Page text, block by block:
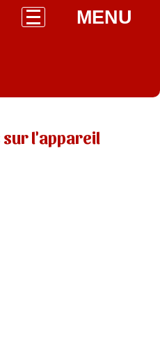
MENU
l'appareil